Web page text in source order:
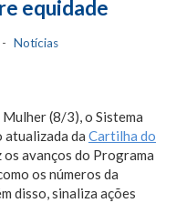
equidade
Notícias
(8/3), o Sistema
atualizada da Cartilha do
avanços do Programa
os números da
disso, sinaliza ações